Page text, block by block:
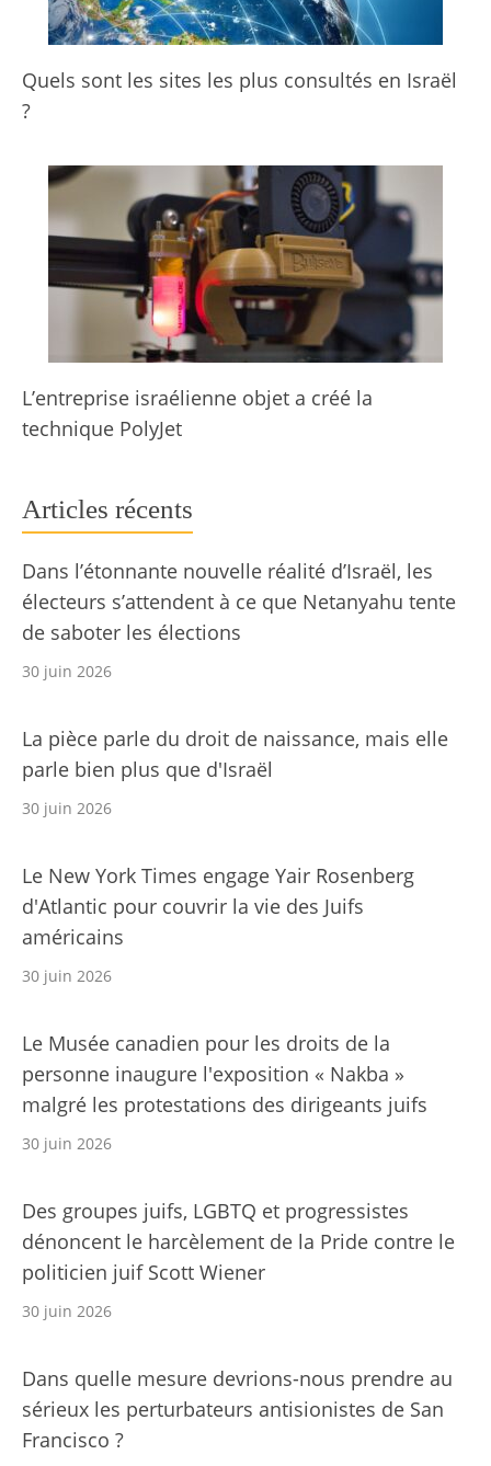
Quels sont les sites les plus consultés en Israël
?
L’entreprise israélienne objet a créé la
technique PolyJet
Articles récents
Dans l’étonnante nouvelle réalité d’Israël, les
électeurs s’attendent à ce que Netanyahu tente
de saboter les élections
30 juin 2026
La pièce parle du droit de naissance, mais elle
parle bien plus que d'Israël
30 juin 2026
Le New York Times engage Yair Rosenberg
d'Atlantic pour couvrir la vie des Juifs
américains
30 juin 2026
Le Musée canadien pour les droits de la
personne inaugure l'exposition « Nakba »
malgré les protestations des dirigeants juifs
30 juin 2026
Des groupes juifs, LGBTQ et progressistes
dénoncent le harcèlement de la Pride contre le
politicien juif Scott Wiener
30 juin 2026
Dans quelle mesure devrions-nous prendre au
sérieux les perturbateurs antisionistes de San
Francisco ?